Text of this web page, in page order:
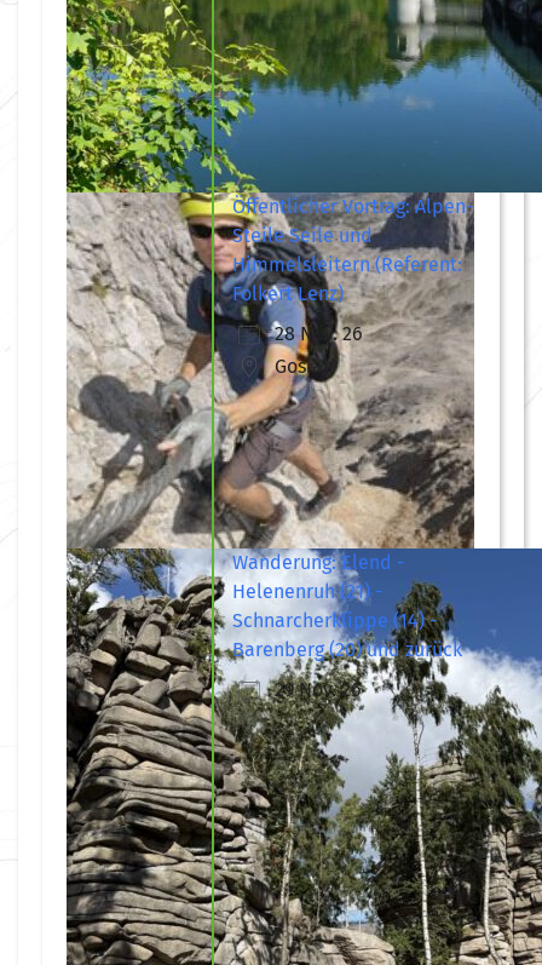
Öffentlicher Vortrag: Alpen-
Steile Seile und
Himmelsleitern (Referent:
Folkert Lenz)
28 Nov. 26
Goslar
Wanderung: Elend -
Helenenruh (21) -
Schnarcherklippe (14) -
Barenberg (20) und zurück
29 Nov. 26